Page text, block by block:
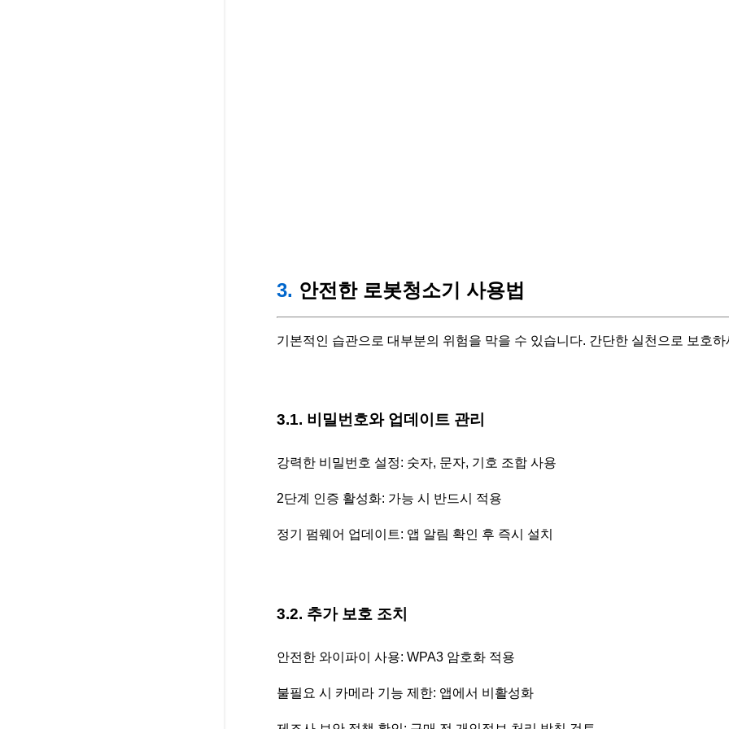
3. 안전한 로봇청소기 사용법
기본적인 습관으로 대부분의 위험을 막을 수 있습니다. 간단한 실천으로 보호하
3.1. 비밀번호와 업데이트 관리
강력한 비밀번호 설정: 숫자, 문자, 기호 조합 사용
2단계 인증 활성화: 가능 시 반드시 적용
정기 펌웨어 업데이트: 앱 알림 확인 후 즉시 설치
3.2. 추가 보호 조치
안전한 와이파이 사용: WPA3 암호화 적용
불필요 시 카메라 기능 제한: 앱에서 비활성화